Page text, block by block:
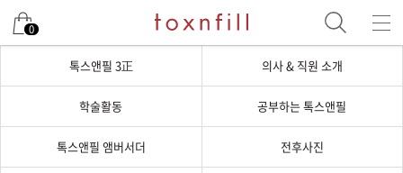
0
톡스앤필 3正 의사 & 직원 소개
학술활동 공부하는 톡스앤필
톡스앤필 앰버서더 전후사진